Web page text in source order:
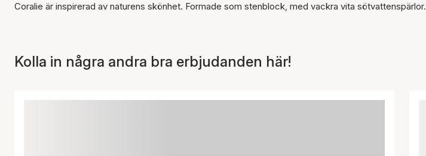
Coralie är inspirerad av naturens skönhet. Formade som stenblock, med vackra vita sötvattenspärlor.
Kolla in några andra bra erbjudanden här!